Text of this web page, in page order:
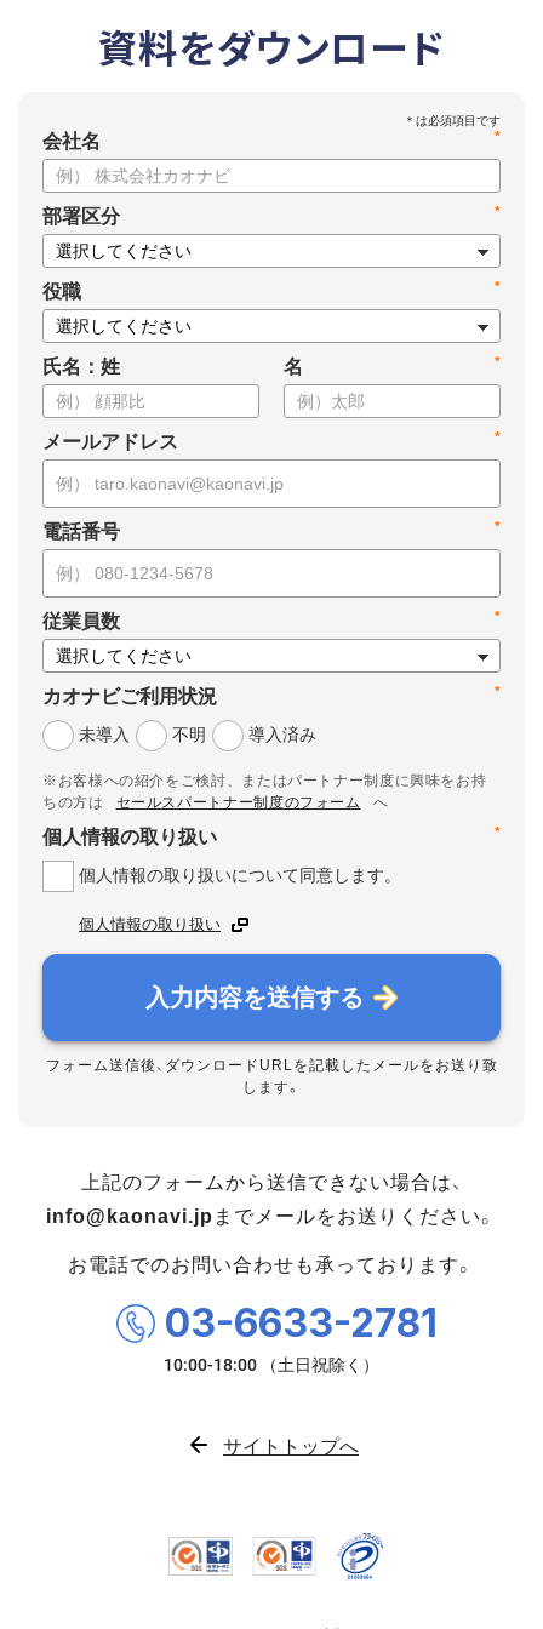
資料をダウンロード
*
会社名
*
部署区分
*
役職
氏名：姓 *
名
*
メールアドレス
*
電話番号
*
従業員数
*
カオナビご利用状況
未導入
不明 導入済み
※お客様への紹介をご検討、またはパートナー制度に興味をお持
ちの方は
セールスパートナー制度のフォーム
へ
*
個人情報の取り扱い
個人情報の取り扱いについて同意します。
個人情報の取り扱い
入力内容を送信する
フォーム送信後、ダウンロードURLを記載したメールをお送り致
します。
上記のフォームから送信できない場合は、
info@kaonavi.jp までメールをお送りください。
お電話でのお問い合わせも承っております。
03-6633-2781
サイトトップへ